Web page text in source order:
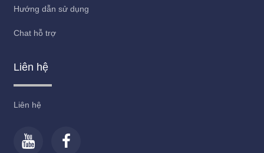
Hướng dẫn sử dụng
Chat hỗ trợ
Liên hệ
Liên hệ